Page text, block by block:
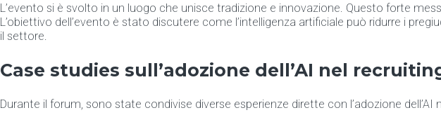
L’evento si è svolto in un luogo che unisce tradizione e innovazione. Questo forte
L’obiettivo dell’evento è stato discutere come l’intelligenza artificiale può ridurre i
il settore.
Case studies sull’adozione dell’AI nel
Durante il forum, sono state condivise diverse esperienze dirette con l’adozione